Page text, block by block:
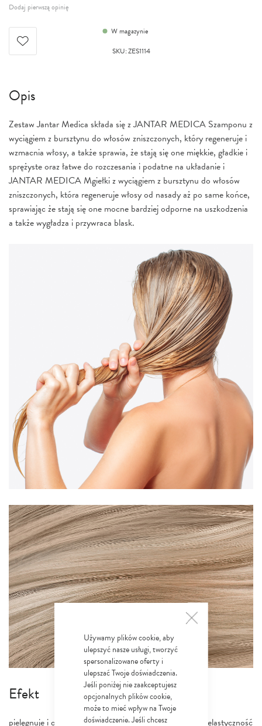
Używamy plików cookie, aby
ulepszyć nasze usługi, tworzyć
spersonalizowane oferty i
ulepszać Twoje doświadczenia.
Jeśli poniżej nie zaakceptujesz
opcjonalnych plików cookie,
może to mieć wpływ na Twoje
doświadczenie. Jeśli chcesz
Dodaj pierwszą opinię
W magazynie
SKU:ZES1114
Opis
Zestaw Jantar Medica składa się z JANTAR MEDICA Szamponu z
wyciągiem z bursztynu do włosów zniszczonych, który regeneruje i
wzmacnia włosy, a także sprawia, że stają się one miękkie, gładkie i
sprężyste oraz łatwe do rozczesania i podatne na układanie i
JANTAR MEDICA Mgiełki z wyciągiem z bursztynu do włosów
zniszczonych, która regeneruje włosy od nasady aż po same końce,
sprawiając że stają się one mocne bardziej odporne na uszkodzenia
a także wygładza i przywraca blask.
Efekt
pielęgnuje i odżywia włosy | przywraca włosom połysk i elastyczność